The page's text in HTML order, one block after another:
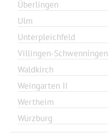
Überlingen
Ulm
Unterpleichfeld
Villingen-Schwenningen
Waldkirch
Weingarten II
Wertheim
Würzburg